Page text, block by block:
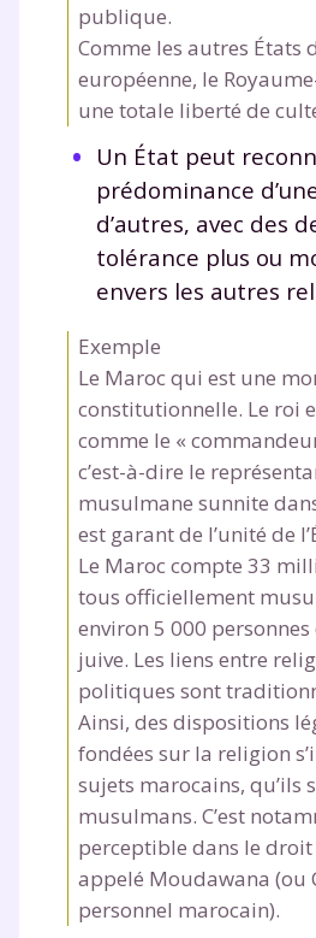
publique.
Comme les autres États
européenne, le
une totale liberté de
Un État peut
prédominance
d’autres, avec des
tolérance plus ou
envers les autres
Exemple
Le Maroc qui est une
constitutionnelle. Le roi
comme le «
c’est-à-dire le
musulmane sunnite
est garant de l’unité de
Le Maroc compte 33
tous officiellement
environ 5 000
juive. Les liens entre
politiques sont
Ainsi, des dispositions
fondées sur la religion
sujets marocains, qu’ils
musulmans. C’est
perceptible dans le
appelé Moudawana (ou
personnel marocain).